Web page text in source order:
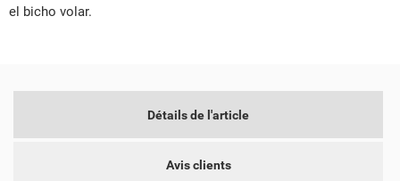
el bicho volar.
Détails de l'article
Avis clients